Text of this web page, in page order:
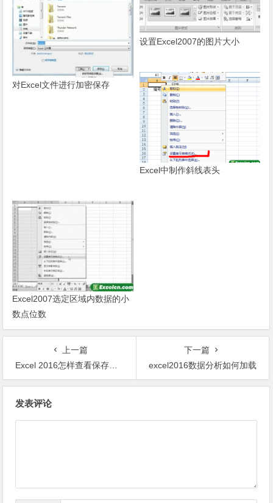
对Excel文件进行加密保存
设置Excel2007的图片大小
Excel中制作斜线表头
Excel2007选定区域内数据的小
数点位数
上一篇
Excel 2016怎样查看保存文件位置
下一篇
excel2016数据分析如何加载
发表评论